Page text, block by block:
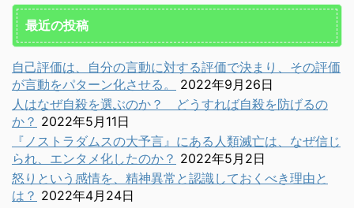
最近の投稿
自己評価は、自分の言動に対する評価で決まり、その評価
が言動をパターン化させる。
2022年9月26日
人はなぜ自殺を選ぶのか？ どうすれば自殺を防げるの
か？ 2022年5月11日
『ノストラダムスの大予言』にある人類滅亡は、なぜ信じ
られ、エンタメ化したのか？ 2022年5月2日
怒りという感情を、精神異常と認識しておくべき理由と
は？ 2022年4月24日